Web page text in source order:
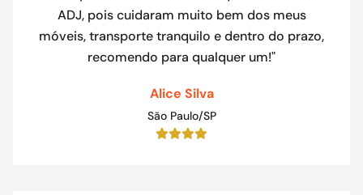
ADJ, pois cuidaram muito bem dos meus
móveis, transporte tranquilo e dentro do prazo,
recomendo para qualquer um!"
Alice Silva
São Paulo/SP